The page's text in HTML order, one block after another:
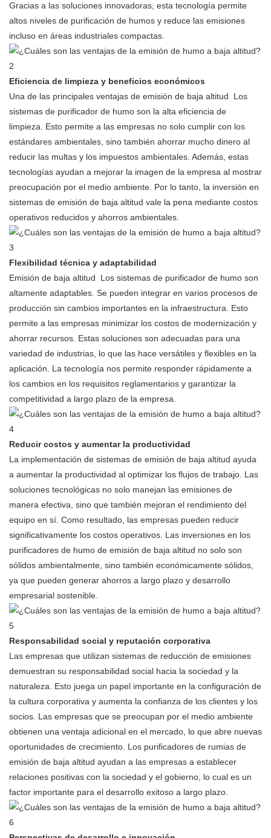
Gracias a las soluciones innovadoras, esta tecnología permite
altos niveles de purificación de humos y reduce las emisiones
incluso en áreas industriales compactas.
Eficiencia de limpieza y beneficios económicos
Una de las principales ventajas de emisión de baja altitud
Los
sistemas de purificador de humo son la alta eficiencia de
limpieza. Esto permite a las empresas no solo cumplir con los
estándares ambientales, sino también ahorrar mucho dinero al
reducir las multas y los impuestos ambientales. Además, estas
tecnologías ayudan a mejorar la imagen de la empresa al mostrar
preocupación por el medio ambiente. Por lo tanto, la inversión en
sistemas de emisión de baja altitud vale la pena mediante costos
operativos reducidos y ahorros ambientales.
Flexibilidad técnica y adaptabilidad
Emisión de baja altitud
Los sistemas de purificador de humo son
altamente adaptables. Se pueden integrar en varios procesos de
producción sin cambios importantes en la infraestructura. Esto
permite a las empresas minimizar los costos de modernización y
ahorrar recursos. Estas soluciones son adecuadas para una
variedad de industrias, lo que las hace versátiles y flexibles en la
aplicación. La tecnología nos permite responder rápidamente a
los cambios en los requisitos reglamentarios y garantizar la
competitividad a largo plazo de la empresa.
Reducir costos y aumentar la productividad
La implementación de sistemas de emisión de baja altitud ayuda
a aumentar la productividad al optimizar los flujos de trabajo. Las
soluciones tecnológicas no solo manejan las emisiones de
manera efectiva, sino que también mejoran el rendimiento del
equipo en sí. Como resultado, las empresas pueden reducir
significativamente los costos operativos. Las inversiones en los
purificadores de humo de emisión de baja altitud no solo son
sólidos ambientalmente, sino también económicamente sólidos,
ya que pueden generar ahorros a largo plazo y desarrollo
empresarial sostenible.
Responsabilidad social y reputación corporativa
Las empresas que utilizan sistemas de reducción de emisiones
demuestran su responsabilidad social hacia la sociedad y la
naturaleza. Esto juega un papel importante en la configuración de
la cultura corporativa y aumenta la confianza de los clientes y los
socios. Las empresas que se preocupan por el medio ambiente
obtienen una ventaja adicional en el mercado, lo que abre nuevas
oportunidades de crecimiento. Los purificadores de rumias de
emisión de baja altitud ayudan a las empresas a establecer
relaciones positivas con la sociedad y el gobierno, lo cual es un
factor importante para el desarrollo exitoso a largo plazo.